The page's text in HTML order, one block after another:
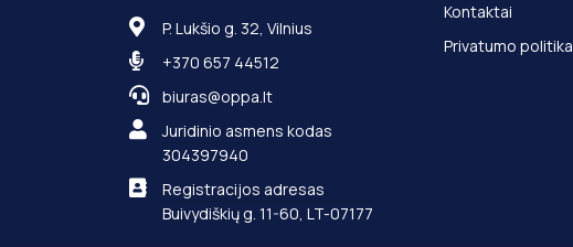
P. Lukšio g. 32, Vilnius
+370 657 44512
biuras@oppa.lt
Juridinio asmens kodas
304397940
Registracijos adresas
Buivydiškių g. 11-60, LT-07177
Kontaktai
Privatumo politika